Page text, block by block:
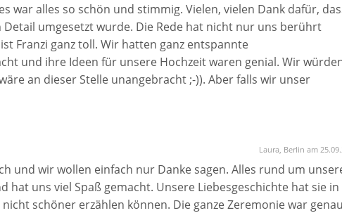
war alles so schön und stimmig. Vielen, vielen Dank dafür,
umgesetzt wurde. Die Rede hat nicht nur uns berührt
Franzi ganz toll. Wir hatten ganz entspannte
und ihre Ideen für unsere Hochzeit waren genial. Wir
an dieser Stelle unangebracht ;-)). Aber falls wir unser
sicher mit Franzi als Rednerin!
Laura, Berlin am
und wir wollen einfach nur Danke sagen. Alles rund um
hat uns viel Spaß gemacht. Unsere Liebesgeschichte hat sie in
schöner erzählen können. Die ganze Zeremonie war